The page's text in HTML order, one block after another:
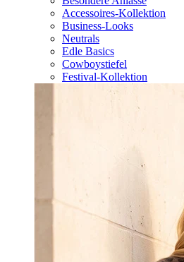
Accessoires-Kollektion
Business-Looks
Neutrals
Edle Basics
Cowboystiefel
Festival-Kollektion